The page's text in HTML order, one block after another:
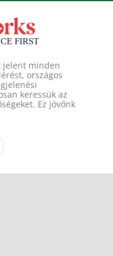
jelent minden
országos
keressük az
Ez jövőnk